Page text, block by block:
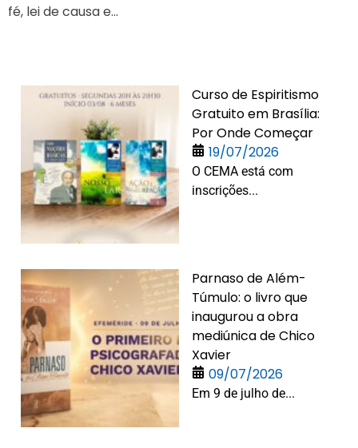
fé, lei de causa e...
Curso de Espiritismo
Gratuito em Brasília:
Por Onde Começar
19/07/2026
O CEMA está com
inscrições...
Parnaso de Além-
Túmulo: o livro que
inaugurou a obra
mediúnica de Chico
Xavier
09/07/2026
Em 9 de julho de...